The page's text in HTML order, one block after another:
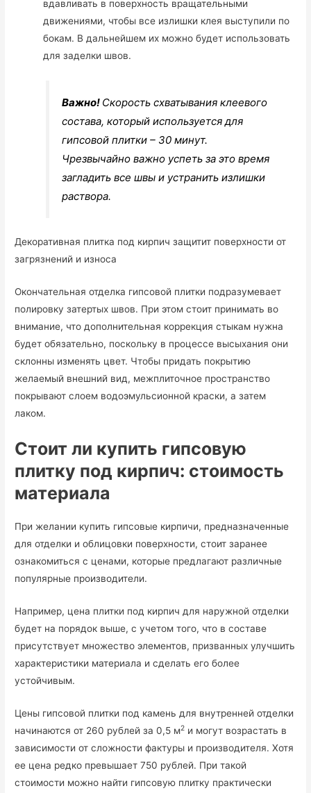
вдавливать в поверхность вращательными
движениями, чтобы все излишки клея выступили по
бокам. В дальнейшем их можно будет использовать
для заделки швов.
Важно! Скорость схватывания клеевого
состава, который используется для
гипсовой плитки – 30 минут.
Чрезвычайно важно успеть за это время
загладить все швы и устранить излишки
раствора.
Декоративная плитка под кирпич защитит поверхности от
загрязнений и износа
Окончательная отделка гипсовой плитки подразумевает
полировку затертых швов. При этом стоит принимать во
внимание, что дополнительная коррекция стыкам нужна
будет обязательно, поскольку в процессе высыхания они
склонны изменять цвет. Чтобы придать покрытию
желаемый внешний вид, межплиточное пространство
покрывают слоем водоэмульсионной краски, а затем
лаком.
Стоит ли купить гипсовую
плитку под кирпич: стоимость
материала
При желании купить гипсовые кирпичи, предназначенные
для отделки и облицовки поверхности, стоит заранее
ознакомиться с ценами, которые предлагают различные
популярные производители.
Например, цена плитки под кирпич для наружной отделки
будет на порядок выше, с учетом того, что в составе
присутствует множество элементов, призванных улучшить
характеристики материала и сделать его более
устойчивым.
Цены гипсовой плитки под камень для внутренней отделки
начинаются от 260 рублей за 0,5 м2 и могут возрастать в
зависимости от сложности фактуры и производителя. Хотя
ее цена редко превышает 750 рублей. При такой
стоимости можно найти гипсовую плитку практически